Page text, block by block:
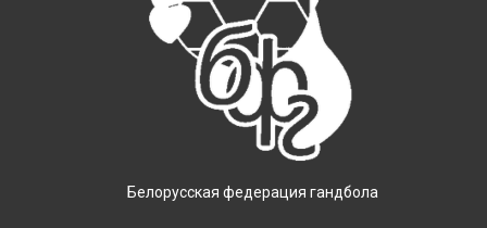
Белорусская федерация гандбола